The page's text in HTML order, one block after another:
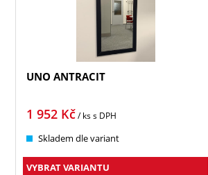
UNO ANTRACIT
1 952Kč/ kss DPH
Skladem dle variant
VYBRAT VARIANTU